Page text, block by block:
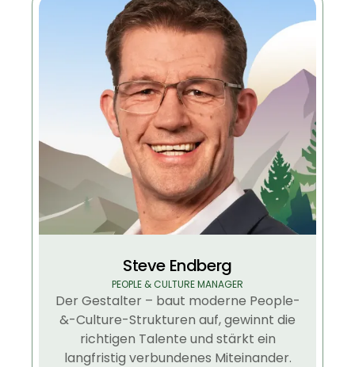
Steve Endberg
PEOPLE & CULTURE MANAGER
Der Gestalter – baut moderne People-
&-Culture-Strukturen auf, gewinnt die
richtigen Talente und stärkt ein
langfristig verbundenes Miteinander.